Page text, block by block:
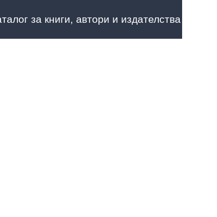
за книги, автори и издателства